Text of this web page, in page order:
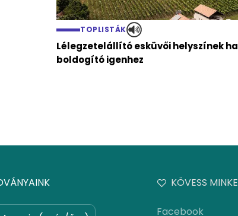
TOPLISTÁK
Lélegzetelállító esküvői helyszínek
boldogító igenhez
KÖVESS
Facebook